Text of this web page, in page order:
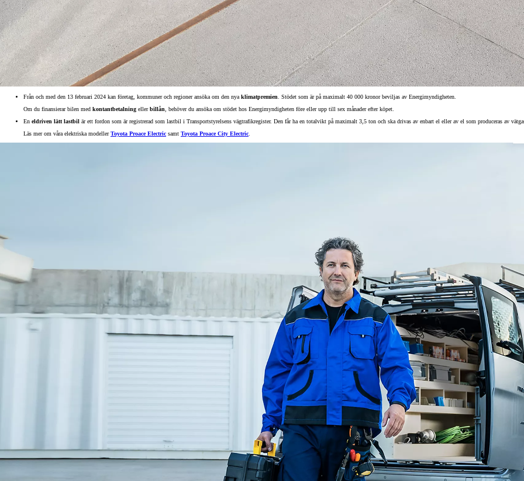
Från 238 900 kr
Från 2 349 kr/mån
Från 257 900 kr
Från 2 535 kr/mån
GR Yaris
BENSIN
HYBRID
Från 324 900 kr
Från 3 194 kr/mån
Toyota C-HR
HYBRID & LADDHYBRID
Från och med den 13 februari 2024 kan företag, kommuner och regioner ansöka om den nyaklimatpremien. Stödet som är på maximalt 40 000 kronor beviljas av Energimyndigheten.
Om du finansierar bilen med kontantbetalning ellerbillån, behöver du ansöka om stödet hos Energimyndigheten före eller upp till sex månader efter köpet.
En eldriven lätt lastbil är ett fordon som är registrerad som lastbil i Transportstyrelsens vägtrafikregister. Den får ha en totalvikt på maximalt 3,5 ton och ska drivas av enbart el eller av el som produceras av
Läs mer om våra elektriska modellerToyota Proace Electric samt Toyota Proace City Electric.